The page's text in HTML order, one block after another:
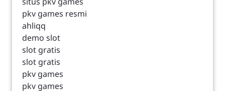
pkv games resmi
ahliqq
demo slot
slot gratis
slot gratis
pkv games
pkv games